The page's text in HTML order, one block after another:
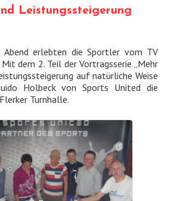
Leistungssteigerung
Abend erlebten die Sportler vom TV
dem 2. Teil der Vortragsserie „Mehr
auf natürliche Weise
Holbeck von Sports United die
Turnhalle.